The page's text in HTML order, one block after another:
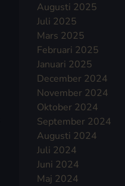
Augusti 2025
Juli 2025
Mars 2025
Februari 2025
Januari 2025
December 2024
November 2024
Oktober 2024
September 2024
Augusti 2024
Juli 2024
Juni 2024
Maj 2024